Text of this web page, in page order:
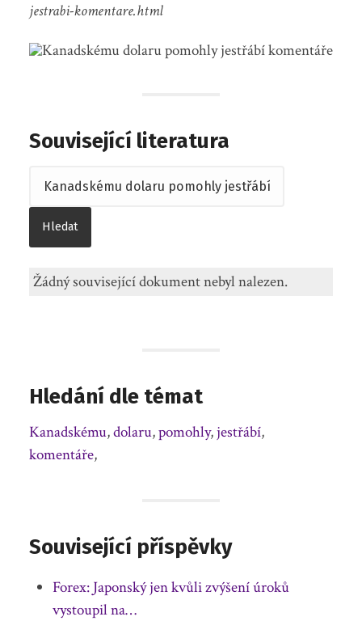
jestrabi-komentare.html
Související literatura
Žádný související dokument nebyl nalezen.
Hledání dle témat
Kanadskému,dolaru,pomohly,jestřábí,
komentáře,
Související příspěvky
Forex: Japonský jen kvůli zvýšení úroků
vystoupil na…